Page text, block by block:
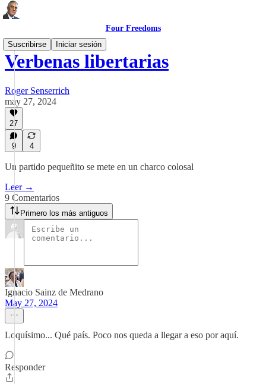
Four Freedoms
Suscribirse
Iniciar sesión
Verbenas libertarias
Roger Senserrich
may 27, 2024
27
9 4
Un partido pequeñito se mete en un charco colosal
Leer →
9 Comentarios
Primero los más antiguos
Ignacio Sainz de Medrano
May 27, 2024
Loquísimo... Qué país. Poco nos queda a llegar a eso por aquí.
Responder